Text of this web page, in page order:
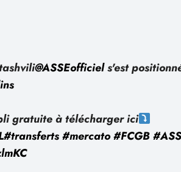
@ASSEofficiels'est
gratuite à télécharger ici
#transferts#mercato#FCGB